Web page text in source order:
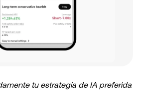
tu estrategia de IA preferida